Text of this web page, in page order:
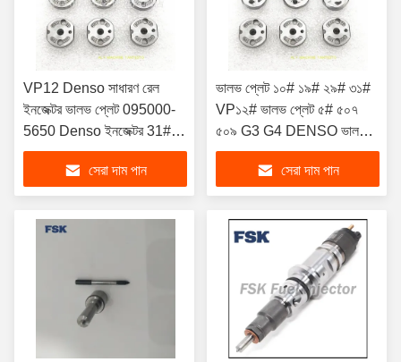
VP12 Denso সাধারণ রেল
ইনজেক্টর ভালভ প্লেট 095000-
5650 Denso ইনজেক্টর 31#
এর জন্য প্রযোজ্য
সেরা দাম পান
ভালভ প্লেট ১০# ১৯# ২৯# ৩১#
VP১২# ভালভ প্লেট ৫# ৫০৭
৫০৯ G3 G4 DENSO ভালভ
প্লেটের জন্য প্রযোজ্য
সেরা দাম পান